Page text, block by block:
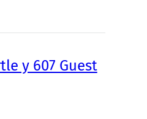
y 607 Guest